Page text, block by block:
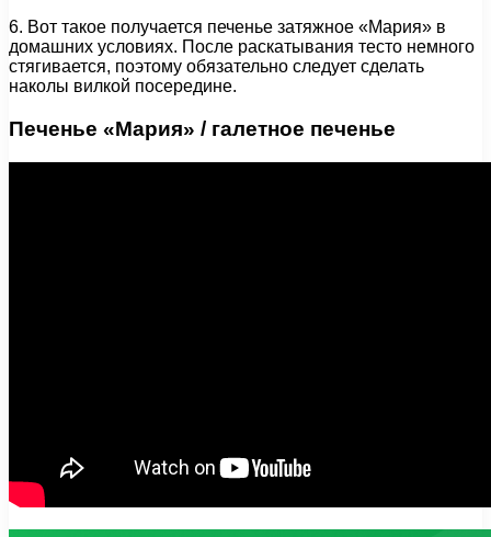
6. Вот такое получается печенье затяжное «Мария» в
домашних условиях. После раскатывания тесто немного
стягивается, поэтому обязательно следует сделать
наколы вилкой посередине.
Печенье «Мария» / галетное печенье